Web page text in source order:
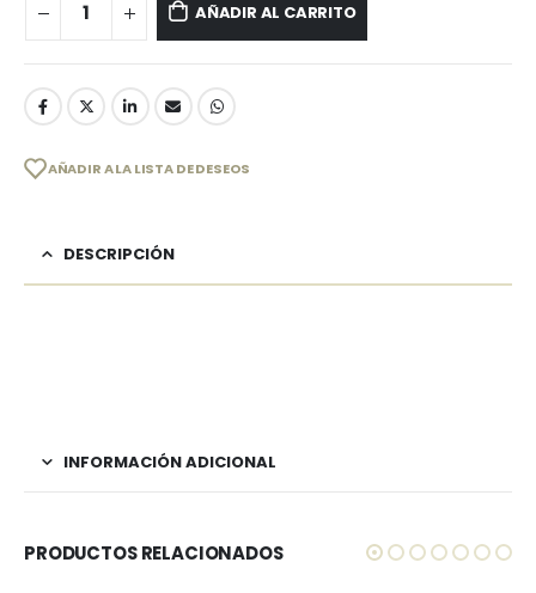
AÑADIR AL CARRITO
AÑADIR A LA LISTA DE DESEOS
DESCRIPCIÓN
INFORMACIÓN ADICIONAL
PRODUCTOS RELACIONADOS